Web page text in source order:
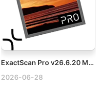
ExactScan Pro v26.6.20 Mac万能扫描仪整合工具破解版
2026-06-28